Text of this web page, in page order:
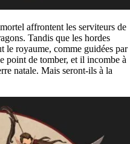
affrontent les serviteurs de
Tandis que les hordes
le royaume, comme guidées par
point de tomber, et il incombe à
natale. Mais seront-ils à la